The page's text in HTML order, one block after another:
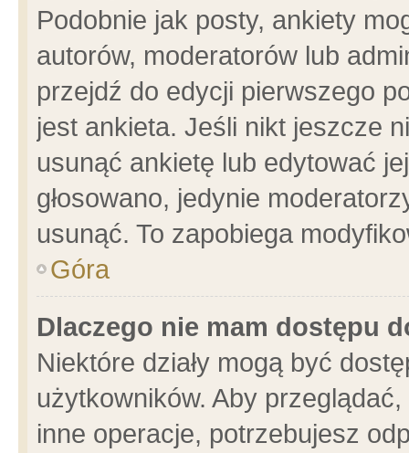
Podobnie jak posty, ankiety
autorów, moderatorów lub
przejdź do edycji pierwszego
jest ankieta. Jeśli nikt jeszcze
usunąć ankietę lub edytować
głosowano, jedynie
usunąć. To zapobiega
Góra
Dlaczego nie mam dostępu
Niektóre działy mogą być
użytkowników. Aby
inne operacje, potrzebujesz